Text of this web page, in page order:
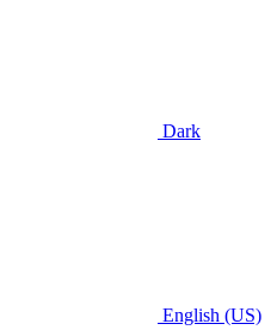
Dark
English (US)